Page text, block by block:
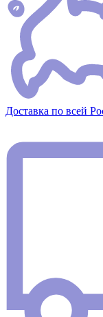
Доставка по всей